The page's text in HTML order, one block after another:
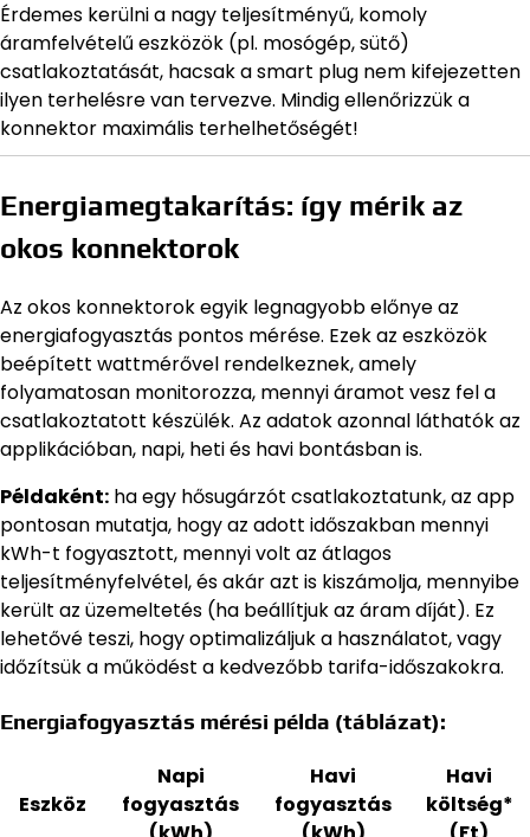
Érdemes kerülni a nagy teljesítményű, komoly
áramfelvételű eszközök (pl. mosógép, sütő)
csatlakoztatását, hacsak a smart plug nem kifejezetten
ilyen terhelésre van tervezve. Mindig ellenőrizzük a
konnektor maximális terhelhetőségét!
Energiamegtakarítás: így mérik az
okos konnektorok
Az okos konnektorok egyik legnagyobb előnye az
energiafogyasztás pontos mérése. Ezek az eszközök
beépített wattmérővel rendelkeznek, amely
folyamatosan monitorozza, mennyi áramot vesz fel a
csatlakoztatott készülék. Az adatok azonnal láthatók az
applikációban, napi, heti és havi bontásban is.
Példaként: ha egy hősugárzót csatlakoztatunk, az app
pontosan mutatja, hogy az adott időszakban mennyi
kWh-t fogyasztott, mennyi volt az átlagos
teljesítményfelvétel, és akár azt is kiszámolja, mennyibe
került az üzemeltetés (ha beállítjuk az áram díját). Ez
lehetővé teszi, hogy optimalizáljuk a használatot, vagy
időzítsük a működést a kedvezőbb tarifa-időszakokra.
Energiafogyasztás mérési példa (táblázat):
Eszköz
Napi
fogyasztás
Havi
fogyasztás
Havi
költség*